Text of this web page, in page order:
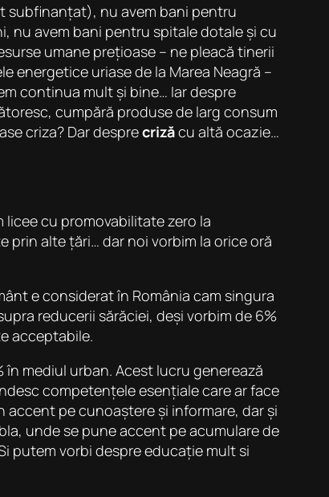
subfinanțat), nu avem bani pentru
nu avem bani pentru spitale dotale și cu
umane prețioase – ne pleacă tinerii
energetice uriase de la Marea Neagră –
continua mult și bine… Iar despre
cumpără produse de larg consum
criza? Dar desprecrizăcu altă ocazie…
licee cu promovabilitate zero la
alte țări… dar noi vorbim la orice oră
e considerat în România cam singura
reducerii sărăciei, deși vorbim de 6%
acceptabile.
mediul urban. Acest lucru generează
competențele esențiale care ar face
pe cunoaștere și informare, dar și
unde se pune accent pe acumulare de
putem vorbi despre educație mult si